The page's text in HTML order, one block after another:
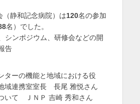
（静和記念病院）は120名の参加
名）でした。
シンポジウム、研修会などの開
告
ターの機能と地域における役
域連携室室長 長尾 雅悦さん
いて ＪＮＰ 吉崎 秀和さん